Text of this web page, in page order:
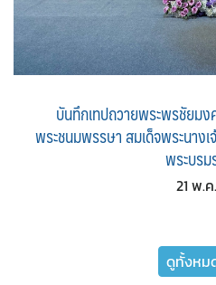
บันทึกเทปถวายพระพรชัยมง
พระชนมพรรษา สมเด็จพระนา
พระบรม
21 พ.
ดูทั้งหม